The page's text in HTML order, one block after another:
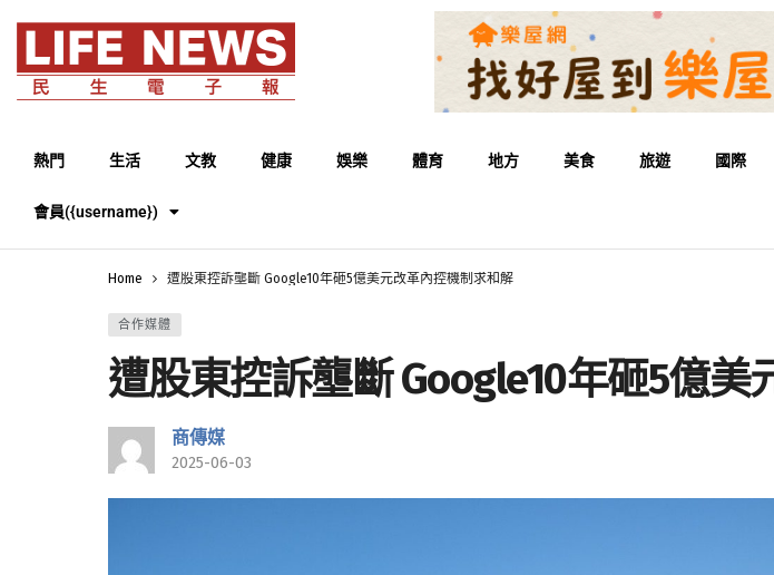
熱門 生活 文教 健康 娛樂 體育 地方 美食 旅遊 國際
會員({username})
Home 遭股東控訴壟斷 Google10年砸5億美元改革內控機制求和解
合作媒體
遭股東控訴壟斷 Google10年砸5億
商傳媒
2025-06-03